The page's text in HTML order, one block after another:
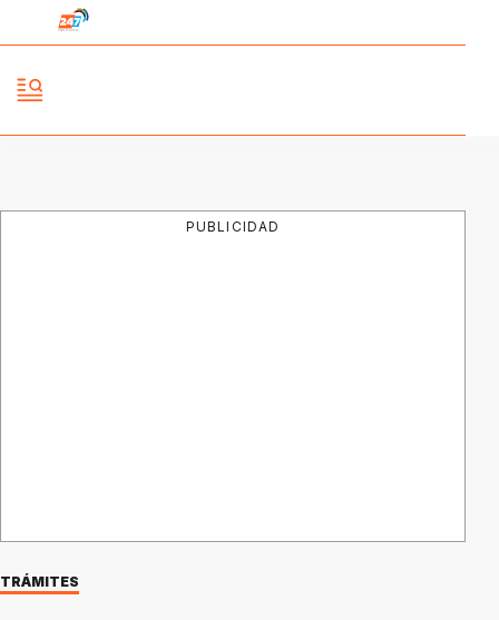
PUBLICIDAD
TRÁMITES